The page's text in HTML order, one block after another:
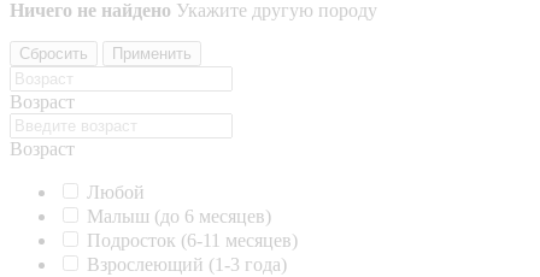
Ничего не найдено Укажите другую породу
Сбросить Применить
Возраст
Возраст
Любой
Малыш (до 6 месяцев)
Подросток (6-11 месяцев)
Взрослеющий (1-3 года)